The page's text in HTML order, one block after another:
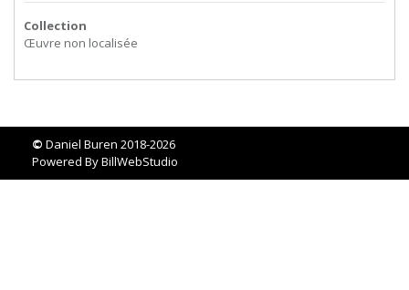
Collection
Œuvre non localisée
© Daniel Buren 2018-2026
Powered ByBillWebStudio